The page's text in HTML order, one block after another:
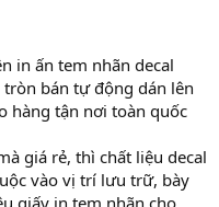
in ấn tem nhãn decal
bán tự động dán lên
hàng tận nơi toàn quốc
giá rẻ, thì chất liệu decal
vào vị trí lưu trữ, bày
giấy in tem nhãn cho